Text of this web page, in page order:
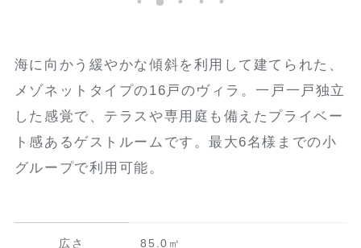
海に向かう緩やかな傾斜を利用して建てられた、
メゾネットタイプの16戸のヴィラ。一戸一戸独立
した感覚で、テラスや専用庭も備えたプライベー
ト感あるゲストルームです。最大6名様までの小
グループで利用可能。
広さ 85.0㎡